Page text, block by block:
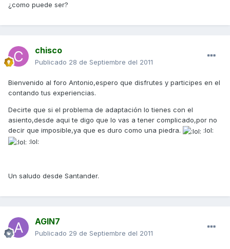
¿como puede ser?
chisco
Publicado 28 de Septiembre del 2011
Bienvenido al foro Antonio,espero que disfrutes y participes en el
contando tus experiencias.
Decirte que si el problema de adaptación lo tienes con el
asiento,desde aqui te digo que lo vas a tener complicado,por no
decir que imposible,ya que es duro como una piedra.
:lol:
:lol:
Un saludo desde Santander.
AGIN7
Publicado 29 de Septiembre del 2011